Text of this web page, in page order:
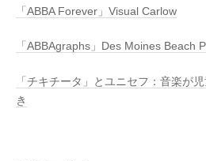
「ABBA Forever」Visual Carlow
「ABBAgraphs」Des Moines Beach
「チキチータ」とユニセフ：音楽が
き